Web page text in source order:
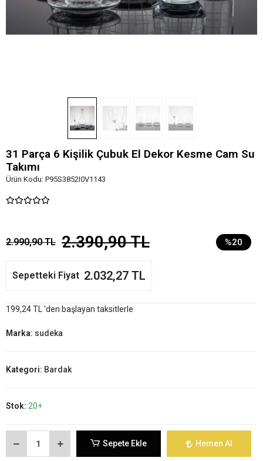
31 Parça 6 Kişilik Çubuk El Dekor Kesme Cam Su
Takımı
Ürün Kodu: P95S3852I0V1143
2.990,90 TL 2.390,90 TL %20
Sepetteki Fiyat 2.032,27 TL
199,24 TL 'den başlayan taksitlerle
Marka: sudeka
Kategori: Bardak
Stok: 20+
Sepete Ekle Hemen Al